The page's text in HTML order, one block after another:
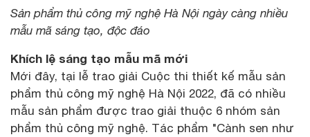
Sản phẩm thủ công mỹ nghệ Hà Nội ngày càng nhiều
mẫu mã sáng tạo, độc đáo
Khích lệ sáng tạo mẫu mã mới
Mới đây, tại lễ trao giải Cuộc thi thiết kế mẫu sản
phẩm thủ công mỹ nghệ Hà Nội 2022, đã có nhiều
mẫu sản phẩm được trao giải thuộc 6 nhóm sản
phẩm thủ công mỹ nghệ. Tác phẩm "Cành sen như